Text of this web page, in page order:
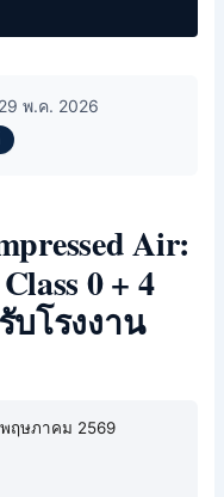
พ.ค. 2026
Air:
0 + 4
บโรงงาน
พฤษภาคม 2569